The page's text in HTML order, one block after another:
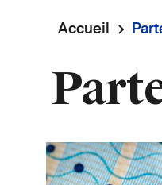
Fil
d'Ariane
Accueil
Image